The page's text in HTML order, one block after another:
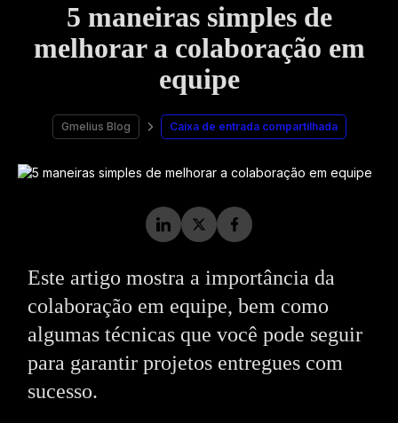
5 maneiras simples de
melhorar a colaboração em
equipe
Gmelius Blog Caixa de entrada compartilhada
Este artigo mostra a importância da
colaboração em equipe, bem como
algumas técnicas que você pode seguir
para garantir projetos entregues com
sucesso.